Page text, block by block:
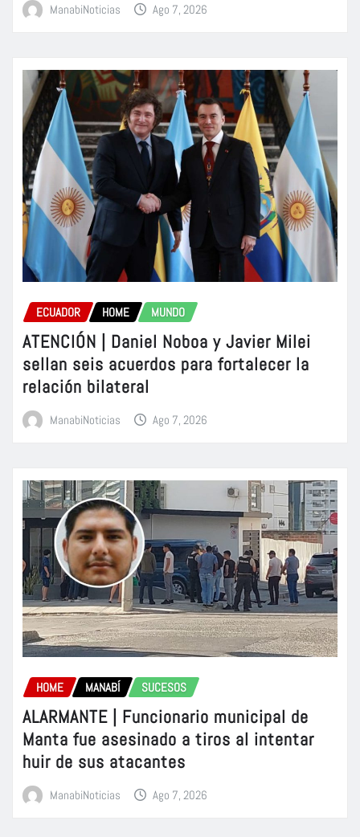
ManabiNoticias Ago 7, 2026
ECUADOR HOME MUNDO
ATENCIÓN | Daniel Noboa y Javier Milei
sellan seis acuerdos para fortalecer la
relación bilateral
ManabiNoticias Ago 7, 2026
HOME MANABÍ SUCESOS
ALARMANTE | Funcionario municipal de
Manta fue asesinado a tiros al intentar
huir de sus atacantes
ManabiNoticias Ago 7, 2026